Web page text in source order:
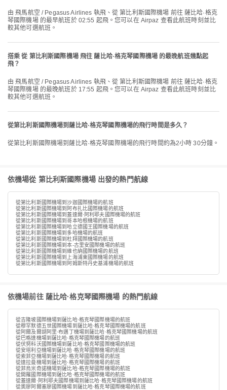
由 飛馬航空 / Pegasus Airlines 執飛、從 第比利斯國際機場 前往 薩比哈·格克
琴國際機場 的最早航班於 02:55 起飛。您可以在 Airpaz 查看此航班時刻並比
較其他可選航班。
搭乘 從 第比利斯國際機場 飛往 薩比哈·格克琴國際機場 的最晚航班幾點起
飛？
由 飛馬航空 / Pegasus Airlines 執飛、從 第比利斯國際機場 前往 薩比哈·格克
琴國際機場 的最晚航班於 17:55 起飛。您可以在 Airpaz 查看此航班時刻並比
較其他可選航班。
從第比利斯國際機場到薩比哈·格克琴國際機場的飛行時間是多久？
從第比利斯國際機場到薩比哈·格克琴國際機場的飛行時間約為2小時 30分鐘。
依機場從 第比利斯國際機場 出發的熱門航線
從第比利斯國際機場到沙迦國際機場的航班
從第比利斯國際機場到阿布扎比國際機場的航班
從第比利斯國際機場到蓋達爾·阿利耶夫國際機場的航班
從第比利斯國際機場到哥本哈根機場的航班
從第比利斯國際機場到哈立德國王國際機場的航班
從第比利斯國際機場到多哈機場的航班
從第比利斯國際機場到杜拜國際機場的航班
從第比利斯國際機場到本-古里安國際機場的航班
從第比利斯國際機場到維也納國際機場的航班
從第比利斯國際機場到上海浦東國際機場的航班
從第比利斯國際機場到阿姆斯特丹史基浦機場的航班
依機場前往 薩比哈·格克琴國際機場 的熱門航線
從吉隆坡國際機場到薩比哈·格克琴國際機場的航班
從穆罕默德五世國際機場到薩比哈·格克琴國際機場的航班
從阿爾及爾胡阿里·布邁丁機場到薩比哈·格克琴國際機場的航班
從巴格達機場到薩比哈·格克琴國際機場的航班
從伏努科沃國際機場到薩比哈·格克琴國際機場的航班
從安塔利亞機場到薩比哈·格克琴國際機場的航班
從索菲亞機場到薩比哈·格克琴國際機場的航班
從達拉曼機場到薩比哈·格克琴國際機場的航班
從菲烏米奇諾機場到薩比哈·格克琴國際機場的航班
從開羅國際機場到薩比哈·格克琴國際機場的航班
從蓋達爾·阿利耶夫國際機場到薩比哈·格克琴國際機場的航班
從奧廖阿爾塞廖國際機場到薩比哈·格克琴國際機場的航班